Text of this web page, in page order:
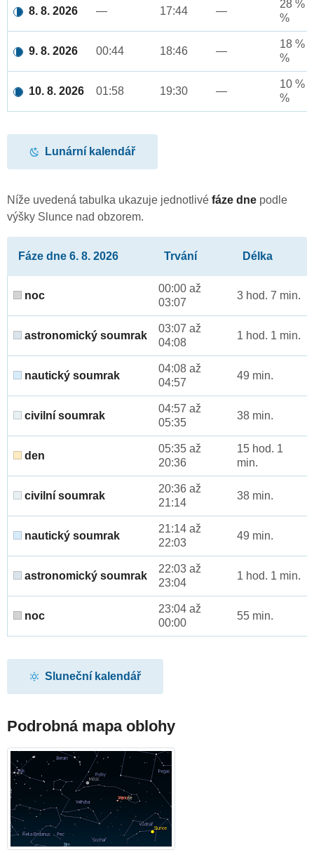
8. 8. 2026 — 17:44 —
28 %
%
9. 8. 2026 00:44 18:46 —
18 %
%
10. 8. 2026 01:58 19:30 —
10 %
%
Lunární kalendář
Níže uvedená tabulka ukazuje jednotlivé fáze dne podle
výšky Slunce nad obzorem.
Fáze dne 6. 8. 2026 Trvání Délka
noc
00:00 až
03:07
3 hod. 7 min.
astronomický soumrak
03:07 až
04:08
1 hod. 1 min.
nautický soumrak
04:08 až
04:57
49 min.
civilní soumrak
04:57 až
05:35
38 min.
den
05:35 až
20:36
15 hod. 1
min.
civilní soumrak
20:36 až
21:14
38 min.
nautický soumrak
21:14 až
22:03
49 min.
astronomický soumrak
22:03 až
23:04
1 hod. 1 min.
noc
23:04 až
00:00
55 min.
Sluneční kalendář
Podrobná mapa oblohy